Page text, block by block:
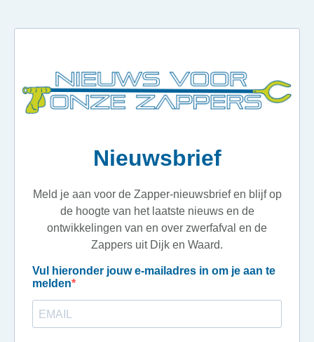
Nieuwsbrief
Meld je aan voor de Zapper-nieuwsbrief en blijf op
de hoogte van het laatste nieuws en de
ontwikkelingen van en over zwerfafval en de
Zappers uit Dijk en Waard.
Vul hieronder jouw e-mailadres in om je aan te
melden